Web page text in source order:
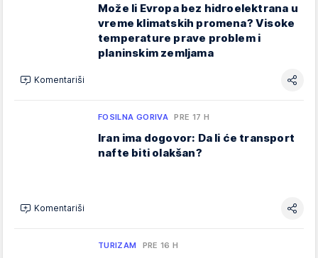
Može li Evropa bez hidroelektrana u
vreme klimatskih promena? Visoke
temperature prave problem i
planinskim zemljama
Komentariši
FOSILNA GORIVA PRE 17 H
Iran ima dogovor: Da li će transport
nafte biti olakšan?
Komentariši
TURIZAM PRE 16 H